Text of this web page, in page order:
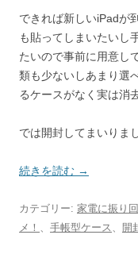
できれば新しいiPadが
も貼ってしまいたいし
たいので事前に用意し
類も少ないしあまり選
るケースがなく実は消
では開封してまいりま
続きを読む →
カテゴリー: 家電に振り
メ！ 、 手帳型ケース 、 開